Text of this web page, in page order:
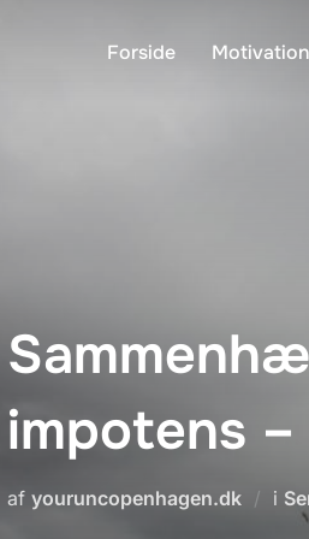
Forside Motivation
impotens
af youruncopenhagen.dk i